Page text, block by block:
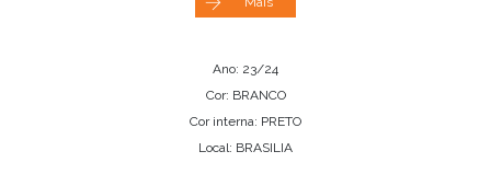
Ano: 23/24
Cor: BRANCO
Cor interna: PRETO
Local: BRASILIA